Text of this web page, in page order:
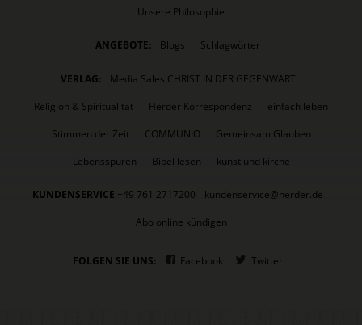
Unsere Philosophie
ANGEBOTE: Blogs Schlagwörter
VERLAG:
Media Sales CHRIST IN DER GEGENWART
Religion & Spiritualität
Herder Korrespondenz
einfach leben
Stimmen der Zeit
COMMUNIO
Gemeinsam Glauben
Lebensspuren
Bibel lesen kunst und kirche
KUNDENSERVICE +49 761 2717200
kundenservice@herder.de
Abo online kündigen
FOLGEN SIE UNS: Facebook Twitter